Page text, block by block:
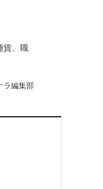
貨、職
ラ編集部